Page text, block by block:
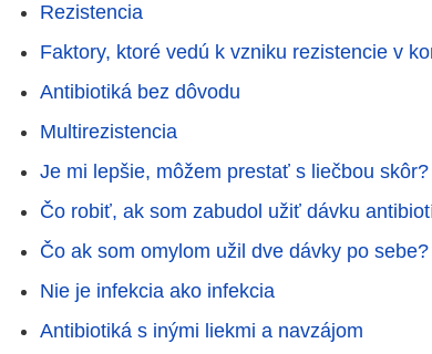
Rezistencia
Faktory, ktoré vedú k vzniku rezistencie v
Antibiotiká bez dôvodu
Multirezistencia
Je mi lepšie, môžem prestať s liečbou skôr?
Čo robiť, ak som zabudol užiť dávku
Čo ak som omylom užil dve dávky po sebe?
Nie je infekcia ako infekcia
Antibiotiká s inými liekmi a navzájom